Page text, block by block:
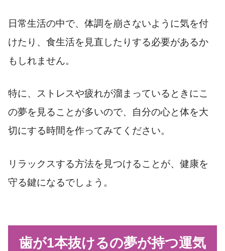
日常生活の中で、体調を崩さないように気を付
けたり、食生活を見直したりする必要があるか
もしれません。
特に、ストレスや疲れが溜まっているときにこ
の夢を見ることが多いので、自分の心と体を大
切にする時間を作ってみてください。
リラックスする方法を見つけることが、健康を
守る鍵になるでしょう。
歯が1本抜けるの夢が持つ運気